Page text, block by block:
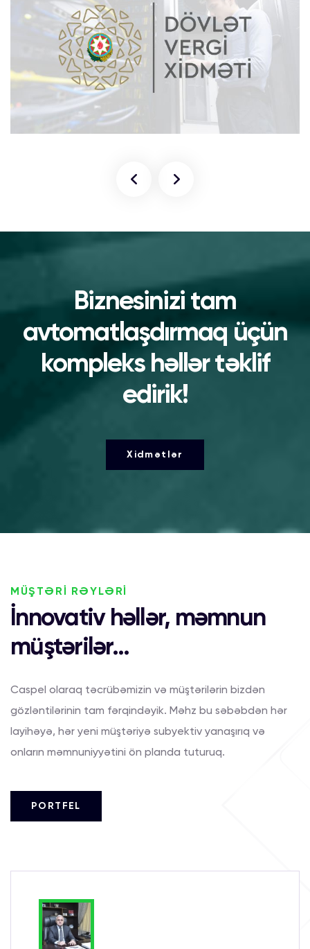
Biznesinizi tam
avtomatlaşdırmaq üçün
kompleks həllər təklif
edirik!
Xidmətlər
MÜŞTƏRİ RƏYLƏRİ
İnnovativ həllər, məmnun
müştərilər...
Caspel olaraq təcrübəmizin və müştərilərin bizdən
gözləntilərinin tam fərqindəyik. Məhz bu səbəbdən hər
layihəyə, hər yeni müştəriyə subyektiv yanaşırıq və
onların məmnuniyyətini ön planda tuturuq.
PORTFEL